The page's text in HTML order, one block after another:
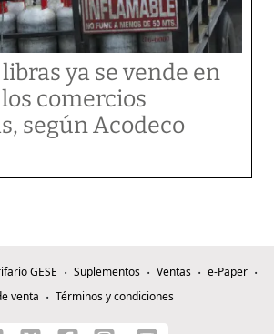
libras ya se vende en
comercios
según Acodeco
GESE Suplementos Ventas
e-Paper
venta
Términos y condiciones